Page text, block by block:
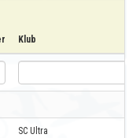
Klub
SC Ultra